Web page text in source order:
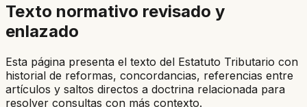
Texto normativo revisado y
enlazado
Esta página presenta el texto del Estatuto Tributario con
historial de reformas, concordancias, referencias entre
artículos y saltos directos a doctrina relacionada para
resolver consultas con más contexto.